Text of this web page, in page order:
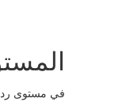
في مستوى